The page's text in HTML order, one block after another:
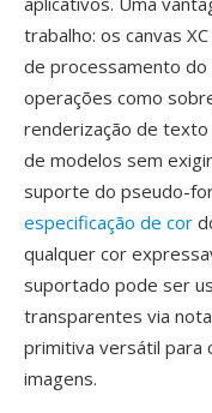
trabalho: os canvas
de processamento
operações como
renderização de
de modelos sem
suporte do pseudo-
especificação de cor
qualquer cor
suportado pode ser
transparentes via
primitiva versátil para
imagens.